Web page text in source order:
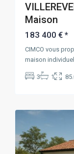
Maison
183 400 €*
CIMCO vous
maison
3 1